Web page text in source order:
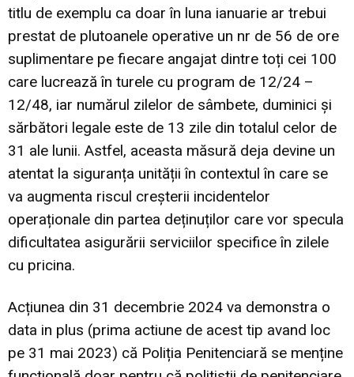
titlu de exemplu ca doar în luna ianuarie ar trebui
prestat de plutoanele operative un nr de 56 de ore
suplimentare pe fiecare angajat dintre toți cei 100
care lucrează în turele cu program de 12/24 –
12/48, iar numărul zilelor de sâmbete, duminici și
sărbători legale este de 13 zile din totalul celor de
31 ale lunii. Astfel, aceasta măsură deja devine un
atentat la siguranța unității în contextul în care se
va augmenta riscul creșterii incidentelor
operaționale din partea deținuților care vor specula
dificultatea asigurării serviciilor specifice în zilele
cu pricina.
Acțiunea din 31 decembrie 2024 va demonstra o
data in plus (prima actiune de acest tip avand loc
pe 31 mai 2023) că Poliția Penitenciară se menține